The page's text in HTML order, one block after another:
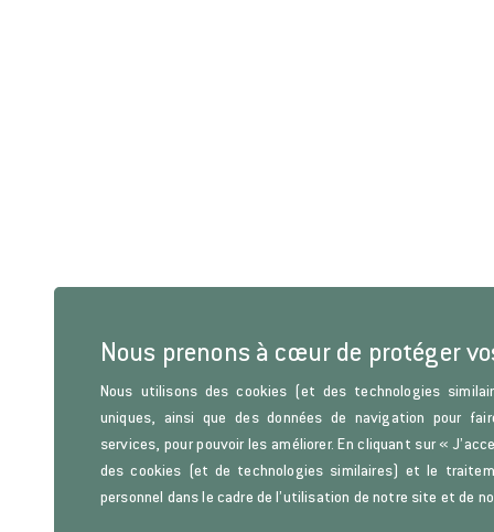
Nous prenons à cœur de protéger
Nous utilisons des cookies (et des technologies
uniques, ainsi que des données de navigation pour
services, pour pouvoir les améliorer. En cliquant sur «
des cookies (et de technologies similaires) et le
personnel dans le cadre de l’utilisation de notre site et de